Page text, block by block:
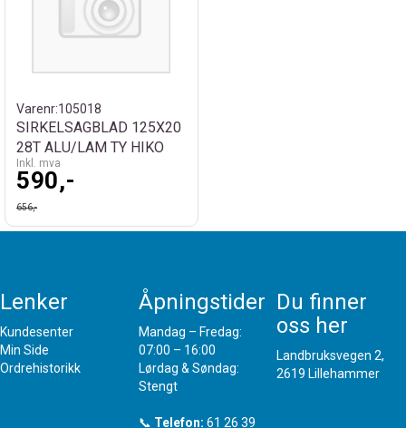
Varenr:105018
SIRKELSAGBLAD 125X20
28T ALU/LAM TY HIKO
Inkl. mva
590,-
656,-
Lenker
Kundesenter
Min Side
Ordrehistorikk
Åpningstider
Mandag – Fredag:
07:00 – 16:00
Lørdag & Søndag:
Stengt
📞 Telefon: 61 26 39
Du finner
oss her
Landbruksvegen 2,
2619 Lillehammer